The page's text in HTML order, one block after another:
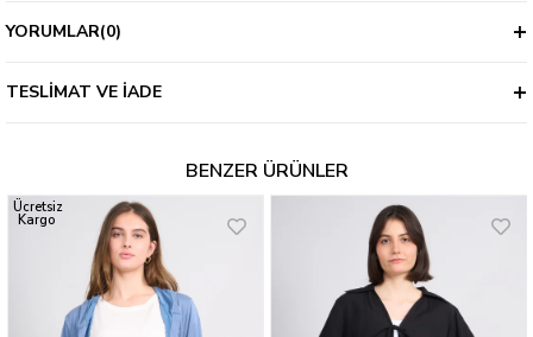
YORUMLAR(0)
TESLIMAT VE İADE
BENZER ÜRÜNLER
Ücretsiz
Kargo